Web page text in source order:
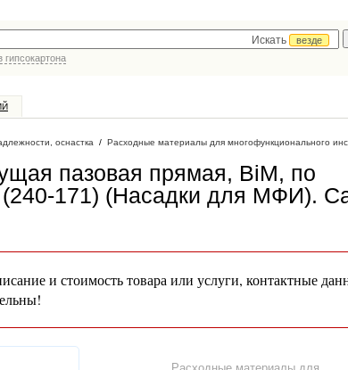
Искать
везде
гипсокартона
оснастка / Расходные материалы для многофункционального
пазовая прямая, BiM, по
(240-171) (Насадки для МФИ).
и стоимость товара или услуги, контактные
Расходные материалы для